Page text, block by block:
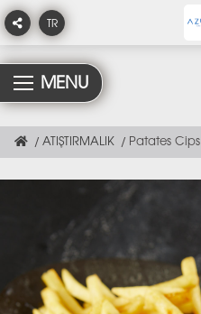
TR
MENU
ATIŞTIRMALIK Patates Cips